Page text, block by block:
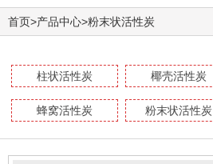
首页>产品中心>粉末状活性炭
柱状活性炭 椰壳活性炭
蜂窝活性炭 粉末状活性炭